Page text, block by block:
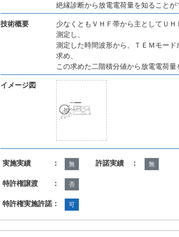
絶縁診断から放電電荷量を知ることが
技術概要
少なくともＶＨＦ帯から主としてＵ
測定し、
測定した時間波形から、ＴＥＭモー
求め、
この求めた二階積分値から放電電荷
イメージ図
実施実績 ： 無 許諾実績 ： 無
特許権譲渡 ： 否
特許権実施許諾： 可